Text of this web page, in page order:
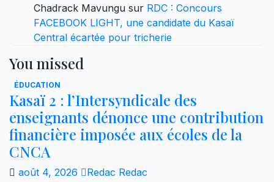
Chadrack Mavungu sur RDC : Concours
FACEBOOK LIGHT, une candidate du Kasaï
Central écartée pour tricherie
You missed
ÉDUCATION
Kasaï 2 : l’Intersyndicale des
enseignants dénonce une contribution
financière imposée aux écoles de la
CNCA
août 4, 2026 Redac Redac